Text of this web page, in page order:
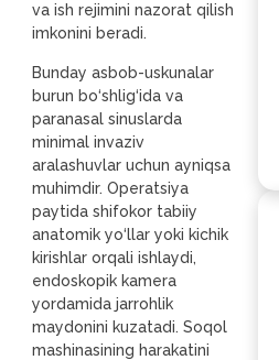
va ish rejimini nazorat qilish
imkonini beradi.
Bunday asbob-uskunalar
burun bo‘shlig‘ida va
paranasal sinuslarda
minimal invaziv
aralashuvlar uchun ayniqsa
muhimdir. Operatsiya
paytida shifokor tabiiy
anatomik yo‘llar yoki kichik
kirishlar orqali ishlaydi,
endoskopik kamera
yordamida jarrohlik
maydonini kuzatadi. Soqol
mashinasining harakatini